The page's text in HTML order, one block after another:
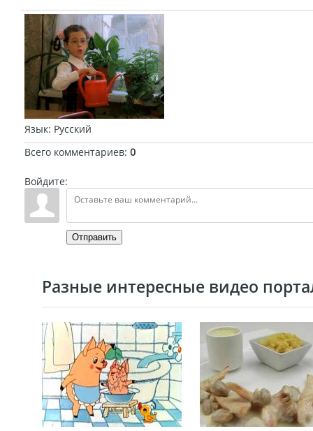
Язык: Русский
Всего комментариев: 0
Войдите:
Отправить
Разные интересные видео